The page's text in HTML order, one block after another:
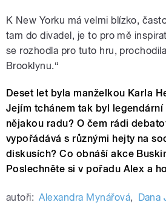
K New Yorku má velmi blízko,
tam do divadel, je to pro mě
se rozhodla pro tuto hru,
Brooklynu.“
Deset let byla manželkou Karla
Jejím tchánem tak byl
nějakou radu? O čem rádi
vypořádává s různými hejty na
diskusích? Co obnáší akce
Poslechněte si v pořadu Alex a
autoři: Alexandra Mynářová, Dana